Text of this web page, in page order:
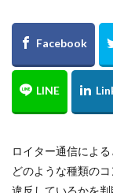
ロイター通信によ
どのような種類の
違反しているかを